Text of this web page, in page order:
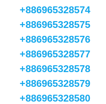
+886965328574
+886965328575
+886965328576
+886965328577
+886965328578
+886965328579
+886965328580